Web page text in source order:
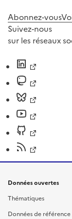
Abonnez-vous
Suivez-nous
sur les réseaux
Données ouvertes
Thématiques
Données de référence